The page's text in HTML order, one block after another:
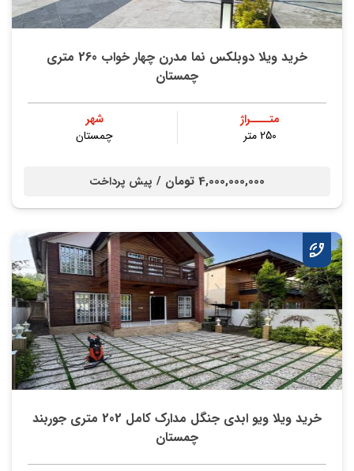
خرید ویلا دوبلکس نما مدرن چهار خواب 260 متری
چمستان
متــــراژ
250 متر
شهر
چمستان
4,000,000,000 تومان / پیش پرداخت
خرید ویلا ویو ابدی جنگل مدارک کامل 202 متری جوربند
چمستان